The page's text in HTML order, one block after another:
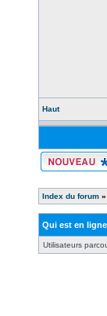
Haut
Index du forum »
Qui est en ligne
Utilisateurs